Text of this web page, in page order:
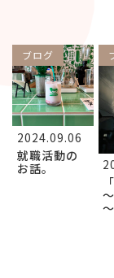
ブログ
2024.09.06
就職活動の
お話。